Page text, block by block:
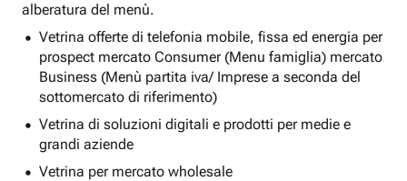
alberatura del menù.
Vetrina offerte di telefonia mobile, fissa ed energia per
prospect mercato Consumer (Menu famiglia) mercato
Business (Menù partita iva/ Imprese a seconda del
sottomercato di riferimento)
Vetrina di soluzioni digitali e prodotti per medie e
grandi aziende
Vetrina per mercato wholesale